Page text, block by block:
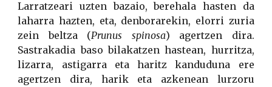
Larratzeari uzten bazaio, berehala hasten da
laharra hazten, eta, denborarekin, elorri zuria
zein beltza (Prunus spinosa) agertzen dira.
Sastrakadia baso bilakatzen hastean, hurritza,
lizarra, astigarra eta haritz kanduduna ere
agertzen dira, harik eta azkenean lurzoru